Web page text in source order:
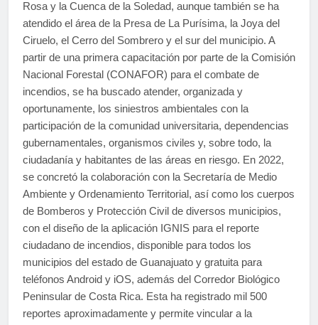
Rosa y la Cuenca de la Soledad, aunque también se ha
atendido el área de la Presa de La Purísima, la Joya del
Ciruelo, el Cerro del Sombrero y el sur del municipio. A
partir de una primera capacitación por parte de la Comisión
Nacional Forestal (CONAFOR) para el combate de
incendios, se ha buscado atender, organizada y
oportunamente, los siniestros ambientales con la
participación de la comunidad universitaria, dependencias
gubernamentales, organismos civiles y, sobre todo, la
ciudadanía y habitantes de las áreas en riesgo. En 2022,
se concretó la colaboración con la Secretaría de Medio
Ambiente y Ordenamiento Territorial, así como los cuerpos
de Bomberos y Protección Civil de diversos municipios,
con el diseño de la aplicación IGNIS para el reporte
ciudadano de incendios, disponible para todos los
municipios del estado de Guanajuato y gratuita para
teléfonos Android y iOS, además del Corredor Biológico
Peninsular de Costa Rica. Esta ha registrado mil 500
reportes aproximadamente y permite vincular a la